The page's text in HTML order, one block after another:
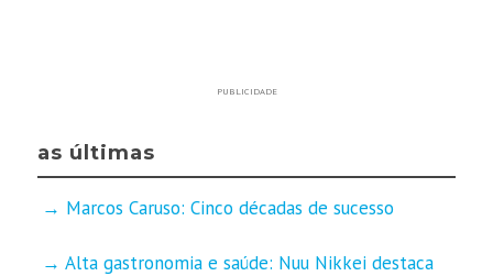
PUBLICIDADE
as últimas
Marcos Caruso: Cinco décadas de sucesso
Alta gastronomia e saúde: Nuu Nikkei destaca